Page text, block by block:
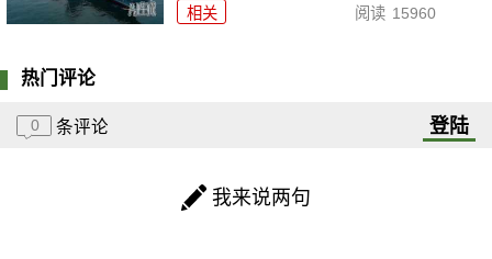
相关 阅读 15960
热门评论
0 条评论 登陆
我来说两句